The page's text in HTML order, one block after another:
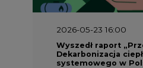
2026-05-23 16:00
Wyszedł raport
Dekarbonizacja
systemowego w